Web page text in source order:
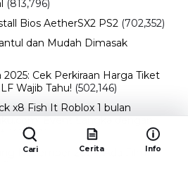
(813,796)
Bios AetherSX2 PS2 (702,352)
dan Mudah Dimasak
Cek Perkiraan Harga Tiket
Wajib Tahu! (502,146)
x8 Fish It Roblox 1 bulan
Event Langka dengan
(424,819)
November 2024, Ada Film
Cari Cerita Info